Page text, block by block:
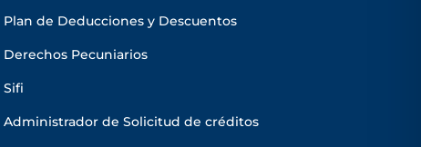
Plan de Deducciones y Descuentos
Derechos Pecuniarios
Sifi
Administrador de Solicitud de créditos